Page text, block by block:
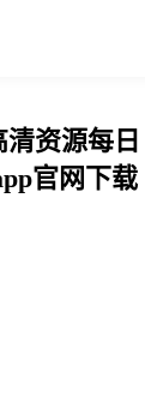
资源每日
官网下载